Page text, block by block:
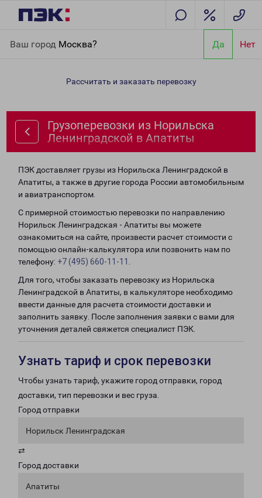
Ваш город Москва? Да Нет
Ленинградской в Апатиты
Рассчитать и заказать перевозку
Грузоперевозки из Норильска
Ленинградской в Апатиты
ПЭК доставляет грузы из Норильска Ленинградской в
Апатиты, а также в другие города России автомобильным
и авиатранспортом.
С примерной стоимостью перевозки по направлению
Норильск Ленинградская - Апатиты вы можете
ознакомиться на сайте, произвести расчет стоимости с
помощью онлайн-калькулятора или позвонить нам по
телефону: +7 (495) 660-11-11
Для того, чтобы заказать перевозку из Норильска
Ленинградской в Апатиты, в калькуляторе необходимо
ввести данные для расчета стоимости доставки и
заполнить заявку. После заполнения заявки с вами для
уточнения деталей свяжется специалист ПЭК.
Узнать тариф и срок перевозки
Чтобы узнать тариф, укажите город отправки, город
доставки, тип перевозки и вес груза.
Город отправки
Норильск Ленинградская
⇄
Город доставки
Апатиты